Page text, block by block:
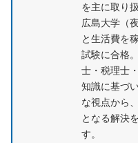
を主に取り
広島大学（
と生活費を
試験に合格
士・税理士
知識に基づ
な視点から
となる解決
す。